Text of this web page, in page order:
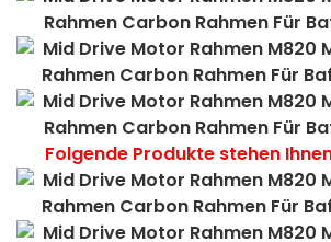
Folgende Produkte stehen